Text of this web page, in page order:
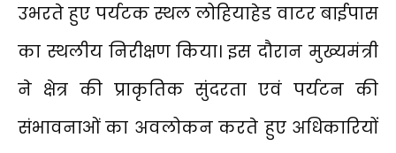
उभरते हुए पर्यटक स्थल लोहियाहेड वाटर बाईपास
का स्थलीय निरीक्षण किया। इस दौरान मुख्यमंत्री
ने क्षेत्र की प्राकृतिक सुंदरता एवं पर्यटन की
संभावनाओं का अवलोकन करते हुए अधिकारियों